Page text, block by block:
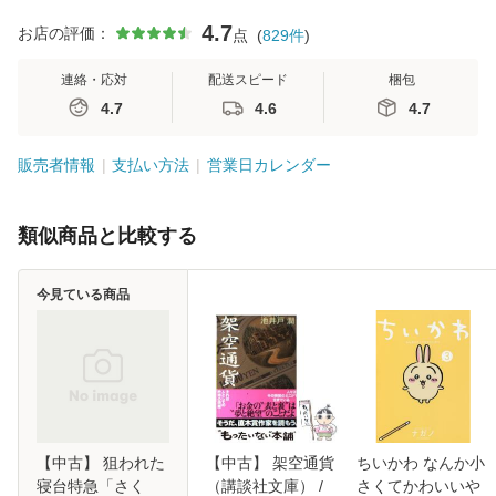
お店の評価： 4.7点 (829件)
連絡・応対
4.7
配送スピード
4.6
梱包
4.7
販売者情報 支払い方法 営業日カレンダー
類似商品と比較する
【中古】 狙われた
寝台特急「さく
今見ている商品
【中古】 架空通貨
（講談社文庫） /
ちいかわ なんか小
さくてかわいいや